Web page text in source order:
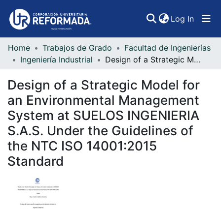
Log In
Communities & Collections
Statistics
Home Trabajos de Grado
Facultad de Ingenierías
Ingeniería Industrial
Design of a Strategic Model for an Environmental Management System at SUELOS INGENIERIA S.A.S. Under the Guidelines of the NTC ISO 14001:2015 Standard
Design of a Strategic Model for
an Environmental Management
System at SUELOS INGENIERIA
S.A.S. Under the Guidelines of
the NTC ISO 14001:2015
Standard